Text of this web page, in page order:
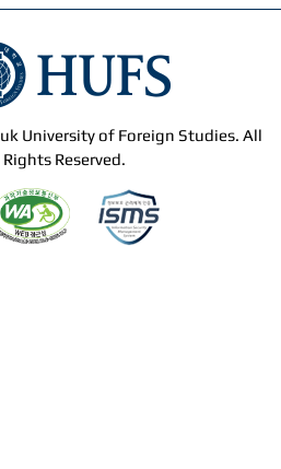
University of Foreign Studies. All
Rights Reserved.